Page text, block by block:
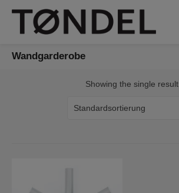
Wandgarderobe
Showing the single result